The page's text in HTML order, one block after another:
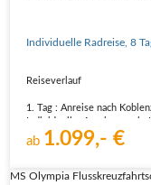
Individuelle Radreise ,8
Reiseverlauf
1. Tag : Anreise nach
heißen Sie der Kapitän
Sie beginnen Ihre erste
ab 1.099,- €
MS Olympia